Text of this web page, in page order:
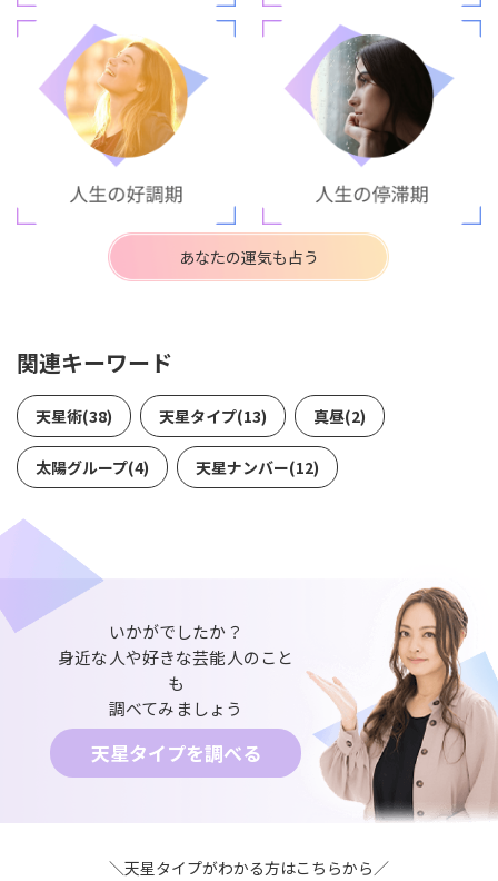
あなたの運気も占う
関連キーワード
天星術(38) 天星タイプ(13) 真昼(2)
太陽グループ(4) 天星ナンバー(12)
いかがでしたか？
身近な人や好きな芸能人のこと
も
調べてみましょう
天星タイプを調べる
＼天星タイプがわかる方はこちらから／